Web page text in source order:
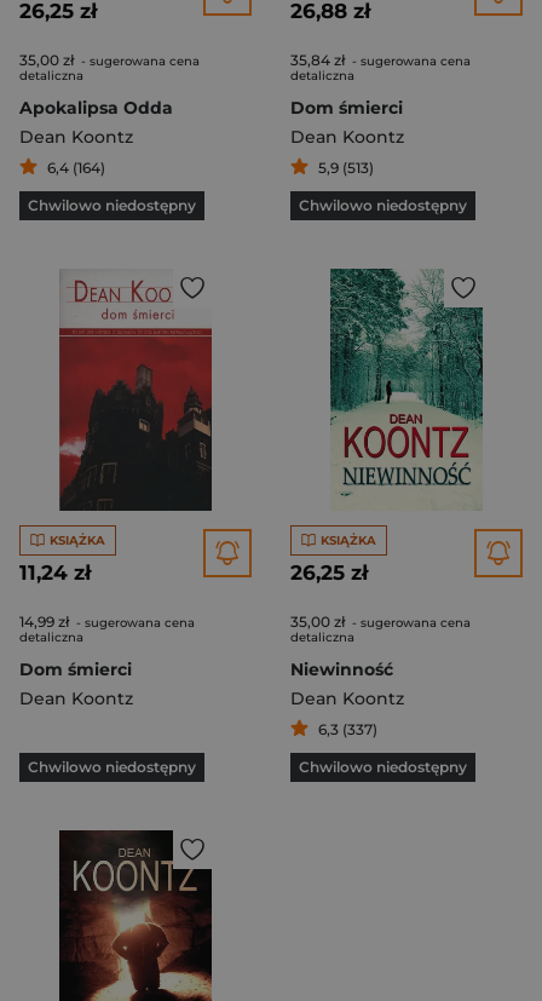
26,25 zł
35,00 zł - sugerowana cena
detaliczna
Apokalipsa Odda
Dean Koontz
6,4 (164)
Chwilowo niedostępny
26,88 zł
35,84 zł - sugerowana cena
detaliczna
Dom śmierci
Dean Koontz
5,9 (513)
Chwilowo niedostępny
KSIĄŻKA
11,24 zł
14,99 zł - sugerowana cena
detaliczna
Dom śmierci
Dean Koontz
Chwilowo niedostępny
KSIĄŻKA
26,25 zł
35,00 zł - sugerowana cena
detaliczna
Niewinność
Dean Koontz
6,3 (337)
Chwilowo niedostępny